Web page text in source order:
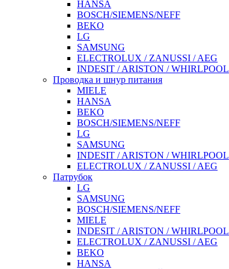
HANSA
BOSCH/SIEMENS/NEFF
BEKO
LG
SAMSUNG
ELECTROLUX / ZANUSSI / AEG
INDESIT / ARISTON / WHIRLPOOL
Проводка и шнур питания
MIELE
HANSA
BEKO
BOSCH/SIEMENS/NEFF
LG
SAMSUNG
INDESIT / ARISTON / WHIRLPOOL
ELECTROLUX / ZANUSSI / AEG
Патрубок
LG
SAMSUNG
BOSCH/SIEMENS/NEFF
MIELE
INDESIT / ARISTON / WHIRLPOOL
ELECTROLUX / ZANUSSI / AEG
BEKO
HANSA